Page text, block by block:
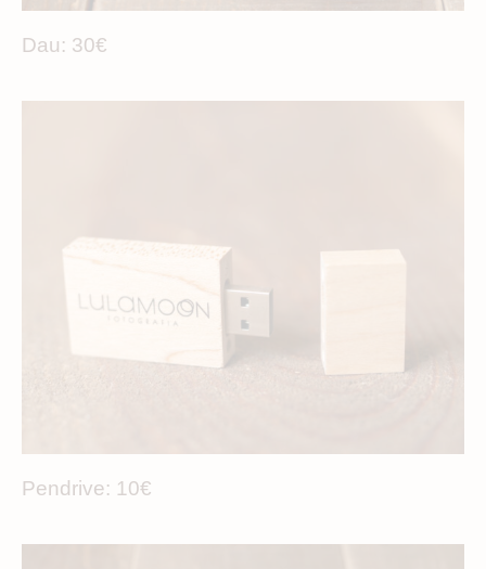
Dau: 30€
Pendrive: 10€